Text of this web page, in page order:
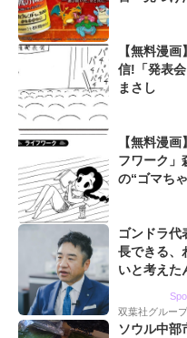
【無料漫
信!「発表
まさし
【無料漫
フワーク」
の“ゴマち
ゴンドラ代
長できる、
いと考えた
双葉社グルー
ソウル中部